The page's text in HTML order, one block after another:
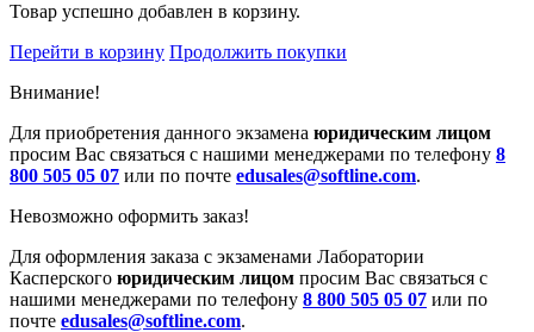
Товар успешно добавлен в корзину.
Перейти в корзину Продолжить покупки
Внимание!
Для приобретения данного экзамена юридическим лицом
просим Вас связаться с нашими менеджерами по телефону 8
800 505 05 07 или по почте edusales@softline.com.
Невозможно оформить заказ!
Для оформления заказа с экзаменами Лаборатории
Касперского юридическим лицом просим Вас связаться с
нашими менеджерами по телефону 8 800 505 05 07 или по
почте edusales@softline.com.